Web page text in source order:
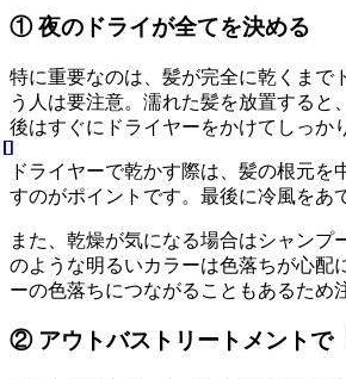
① 夜のドライが全てを決める
特に重要なのは、髪が完全に乾くまで
う人は要注意。濡れた髪を放置する
後はすぐにドライヤーをかけてしっか
ドライヤーで乾かす際は、髪の根元
すのがポイントです。最後に冷風をあ
また、乾燥が気になる場合はシャン
のような明るいカラーは色落ちが心配
ーの色落ちにつながることもあるため
② アウトバストリートメントで